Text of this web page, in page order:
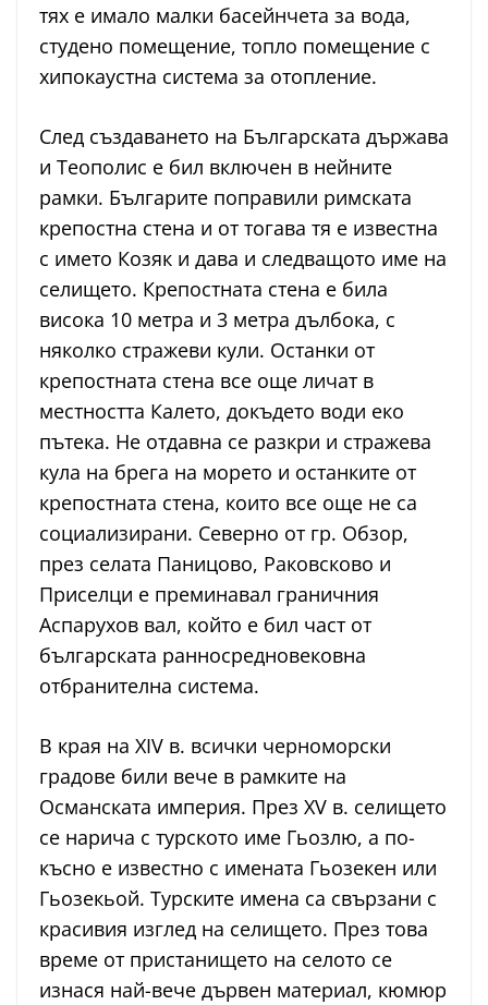
тях е имало малки басейнчета за вода,
студено помещение, топло помещение с
хипокаустна система за отопление.
След създаването на Българската държава
и Теополис е бил включен в нейните
рамки. Българите поправили римската
крепостна стена и от тогава тя е известна
с името Козяк и дава и следващото име на
селището. Крепостната стена е била
висока 10 метра и 3 метра дълбока, с
няколко стражеви кули. Останки от
крепостната стена все още личат в
местността Калето, докъдето води еко
пътека. Не отдавна се разкри и стражева
кула на брега на морето и останките от
крепостната стена, които все още не са
социализирани. Северно от гр. Обзор,
през селата Паницово, Раковсково и
Приселци е преминавал граничния
Аспарухов вал, който е бил част от
българската ранносредновековна
отбранителна система.
В края на XIV в. всички черноморски
градове били вече в рамките на
Османската империя. През XV в. селището
се нарича с турското име Гьозлю, а по-
късно е известно с имената Гьозекен или
Гьозекьой. Турските имена са свързани с
красивия изглед на селището. През това
време от пристанището на селото се
изнася най-вече дървен материал, кюмюр